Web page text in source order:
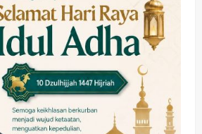
Kesehatan
Pembangunan
Pemerintahan
PANAS! Kalah Tender Proyek RSUD
Sibar Rp 9,9 M, Beranikah CV Tiga
Anugerah Utama Pertaruhkan
Jaminan Rp 100 Juta?